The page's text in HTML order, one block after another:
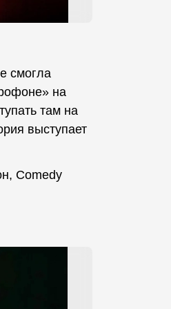
смогла
на
там на
выступает
Comedy